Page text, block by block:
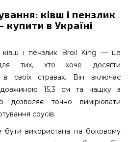
ківш і пензлик
в Україні
ківш і пензлик Broil King — це
тих, хто хоче досягти
своїх стравах. Він включає
довжиною 15,3 см та чашку з
дозволяє точно вимірювати
соусів.
використана на боковому